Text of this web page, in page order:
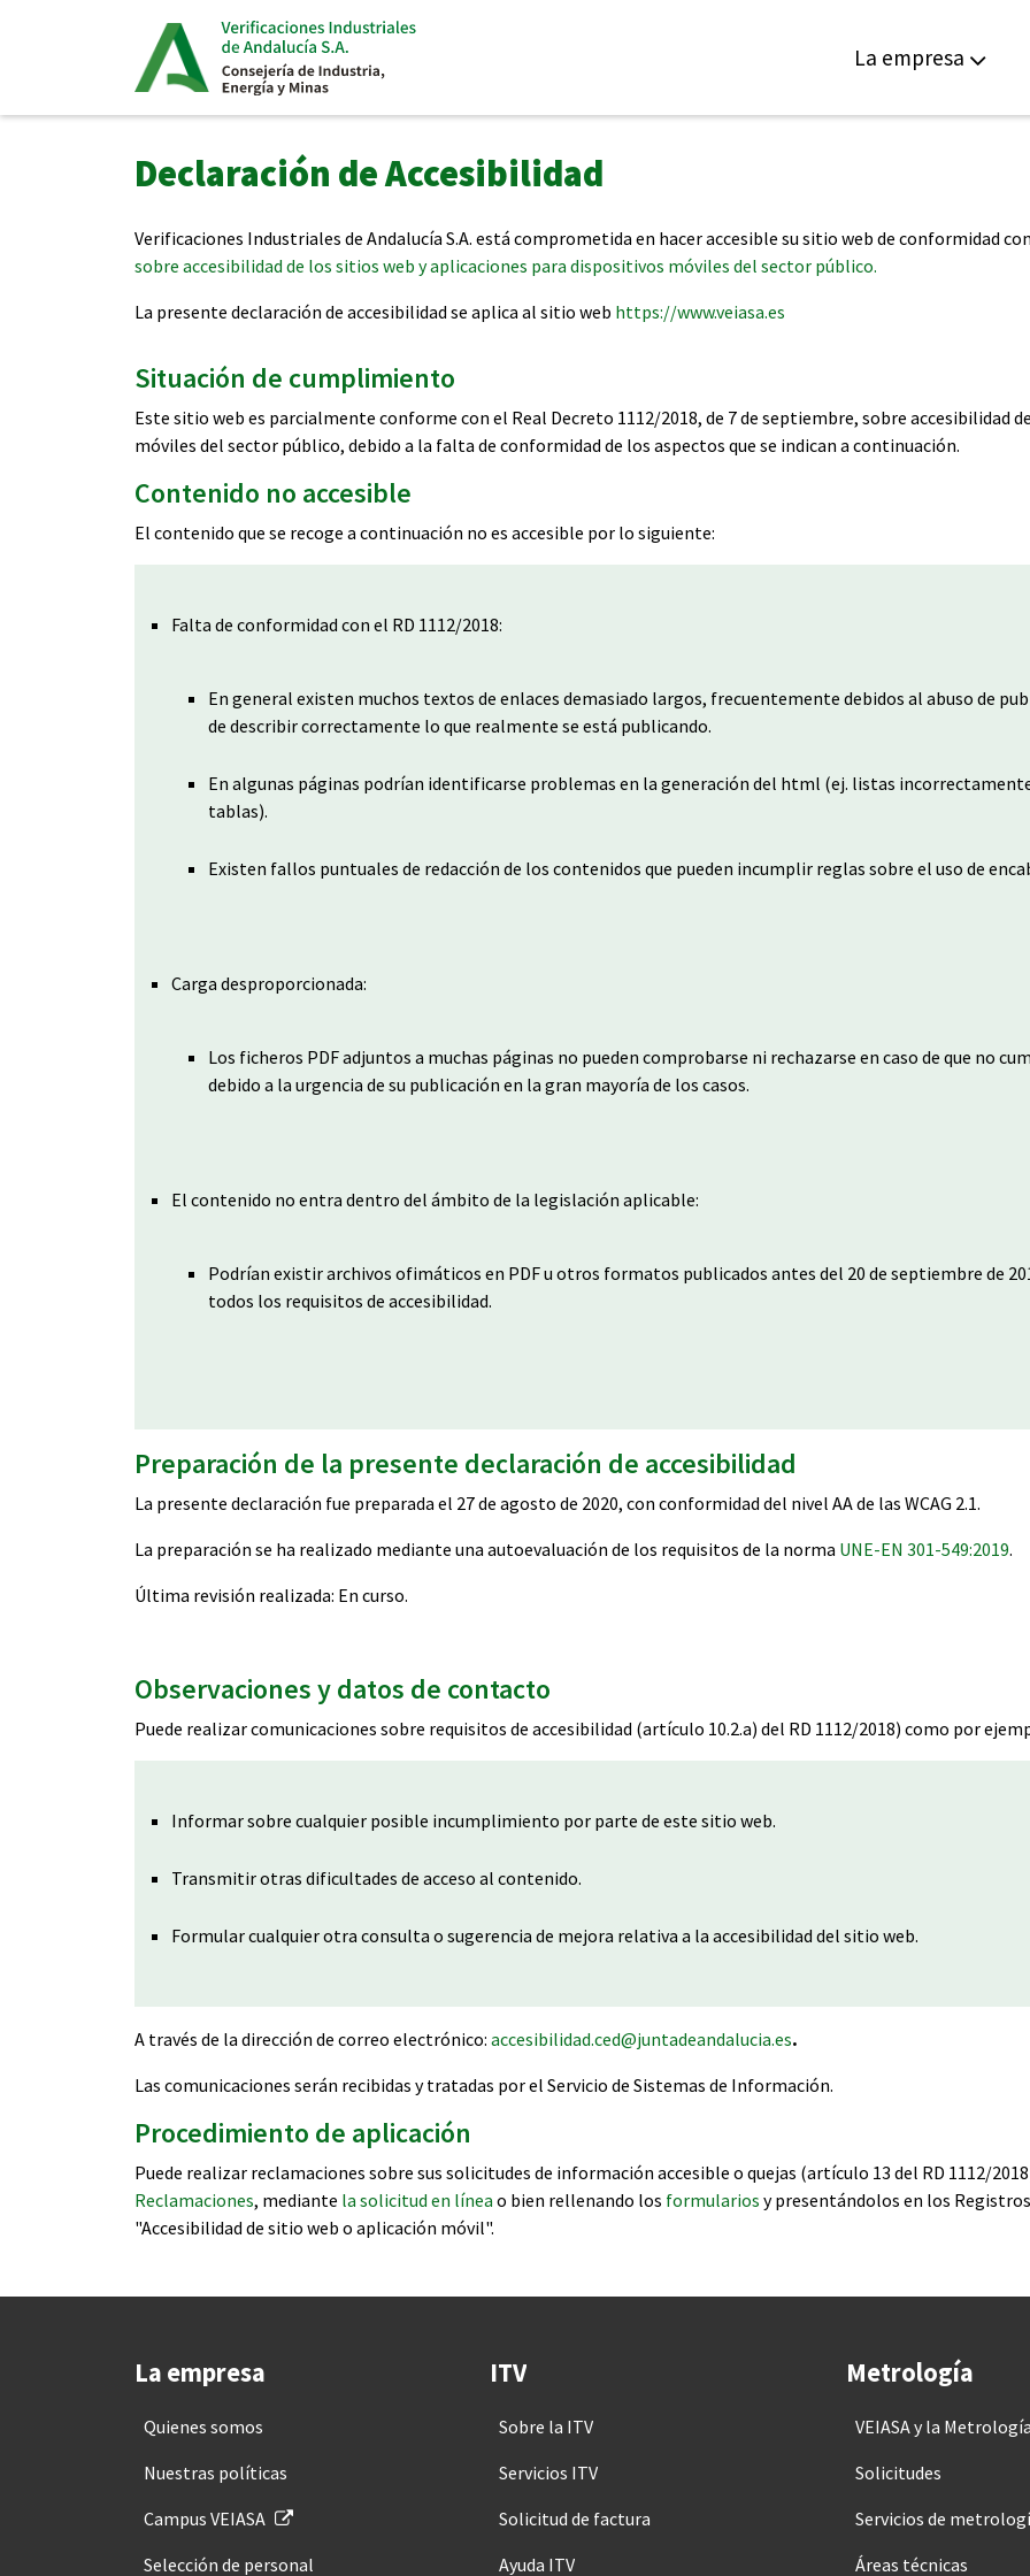
La empresa
Declaración de Accesibilidad
Verificaciones Industriales de Andalucía S.A. está comprometida en hacer accesible su sitio web de conformidad
sobre accesibilidad de los sitios web y aplicaciones para dispositivos móviles del sector público.
La presente declaración de accesibilidad se aplica al sitio web https://www.veiasa.es
Situación de cumplimiento
Este sitio web es parcialmente conforme con el Real Decreto 1112/2018, de 7 de septiembre, sobre accesibilidad
móviles del sector público, debido a la falta de conformidad de los aspectos que se indican a continuación.
Contenido no accesible
El contenido que se recoge a continuación no es accesible por lo siguiente:
Falta de conformidad con el RD 1112/2018:
En general existen muchos textos de enlaces demasiado largos, frecuentemente debidos al abuso de
de describir correctamente lo que realmente se está publicando.
En algunas páginas podrían identificarse problemas en la generación del html (ej. listas
tablas).
Existen fallos puntuales de redacción de los contenidos que pueden incumplir reglas sobre el uso de
Carga desproporcionada:
Los ficheros PDF adjuntos a muchas páginas no pueden comprobarse ni rechazarse en caso de que no
debido a la urgencia de su publicación en la gran mayoría de los casos.
El contenido no entra dentro del ámbito de la legislación aplicable:
Podrían existir archivos ofimáticos en PDF u otros formatos publicados antes del 20 de septiembre de
todos los requisitos de accesibilidad.
Preparación de la presente declaración de accesibilidad
La presente declaración fue preparada el 27 de agosto de 2020, con conformidad del nivel AA de las WCAG 2.1.
La preparación se ha realizado mediante una autoevaluación de los requisitos de la norma UNE-EN 301-549:2019.
Última revisión realizada: En curso.
Observaciones y datos de contacto
Puede realizar comunicaciones sobre requisitos de accesibilidad (artículo 10.2.a) del RD 1112/2018) como por
Informar sobre cualquier posible incumplimiento por parte de este sitio web.
Transmitir otras dificultades de acceso al contenido.
Formular cualquier otra consulta o sugerencia de mejora relativa a la accesibilidad del sitio web.
A través de la dirección de correo electrónico: accesibilidad.ced@juntadeandalucia.es.
Las comunicaciones serán recibidas y tratadas por el Servicio de Sistemas de Información.
Procedimiento de aplicación
Puede realizar reclamaciones sobre sus solicitudes de información accesible o quejas (artículo 13 del RD 1112/
Reclamaciones, mediante la solicitud en línea o bien rellenando los formularios y presentándolos en los
"Accesibilidad de sitio web o aplicación móvil".
La empresa
Quienes somos
Nuestras políticas
Campus VEIASA
Selección de personal
ITV
Sobre la ITV
Servicios ITV
Solicitud de factura
Ayuda ITV
Metrología
VEIASA y la
Solicitudes
Servicios de
Áreas técnicas